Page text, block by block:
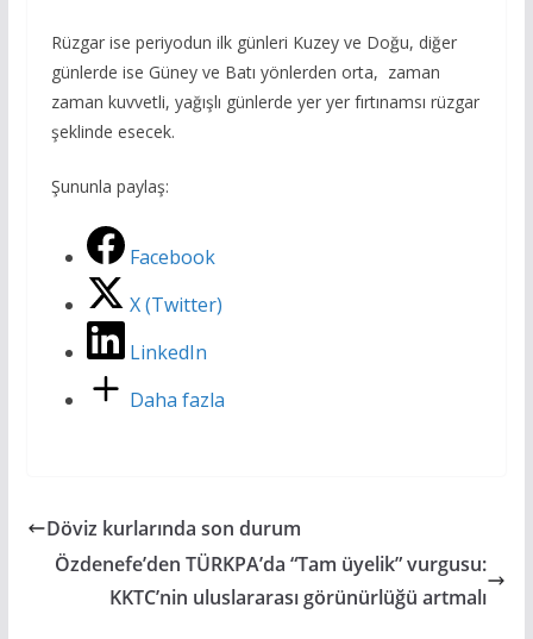
Rüzgar ise periyodun ilk günleri Kuzey ve Doğu, diğer
günlerde ise Güney ve Batı yönlerden orta, zaman
zaman kuvvetli, yağışlı günlerde yer yer fırtınamsı rüzgar
şeklinde esecek.
Şununla paylaş:
Facebook
X (Twitter)
LinkedIn
Daha fazla
Döviz kurlarında son durum
Özdenefe’den TÜRKPA’da “Tam üyelik” vurgusu:
KKTC’nin uluslararası görünürlüğü artmalı